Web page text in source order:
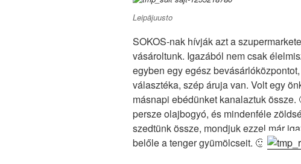
Leipäjuusto
SOKOS-nak hívják azt a
vásároltunk. Igazából nem csak
egyben egy egész
választéka, szép áruja van. Volt egy
másnapi ebédünket kanalaztuk
persze olajbogyó, és mindenféle
szedtünk össze, mondjuk ezzel már
belőle a tenger gyümölcseit. 🙂